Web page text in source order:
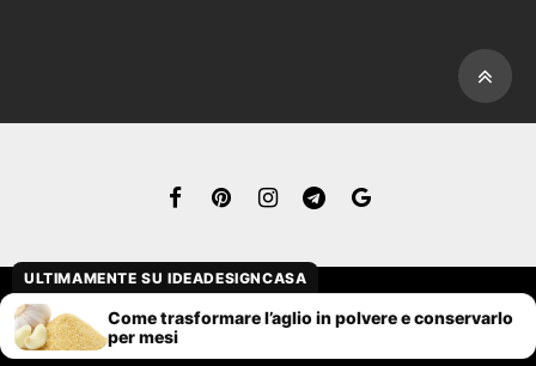
Copyright © 2026 Ideadesigncasa.org – Wogline –
P.IVA: 10089861008 – riproduzione riservata.
ULTIMAMENTE SU IDEADESIGNCASA
Come trasformare l’aglio in polvere e conservarlo
per mesi